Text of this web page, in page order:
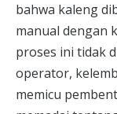
bahwa kaleng
manual dengan
proses ini tidak
operator,
memicu